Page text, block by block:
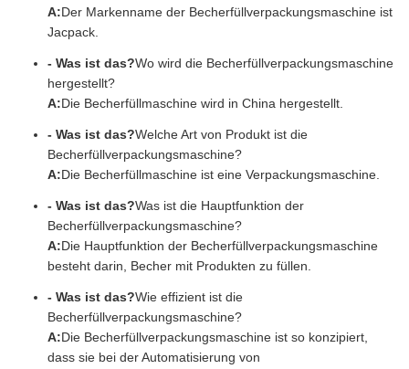
A:Der Markenname der Becherfüllverpackungsmaschine ist
Jacpack.
- Was ist das?Wo wird die Becherfüllverpackungsmaschine
hergestellt?
A:Die Becherfüllmaschine wird in China hergestellt.
- Was ist das?Welche Art von Produkt ist die
Becherfüllverpackungsmaschine?
A:Die Becherfüllmaschine ist eine Verpackungsmaschine.
- Was ist das?Was ist die Hauptfunktion der
Becherfüllverpackungsmaschine?
A:Die Hauptfunktion der Becherfüllverpackungsmaschine
besteht darin, Becher mit Produkten zu füllen.
- Was ist das?Wie effizient ist die
Becherfüllverpackungsmaschine?
A:Die Becherfüllverpackungsmaschine ist so konzipiert,
dass sie bei der Automatisierung von